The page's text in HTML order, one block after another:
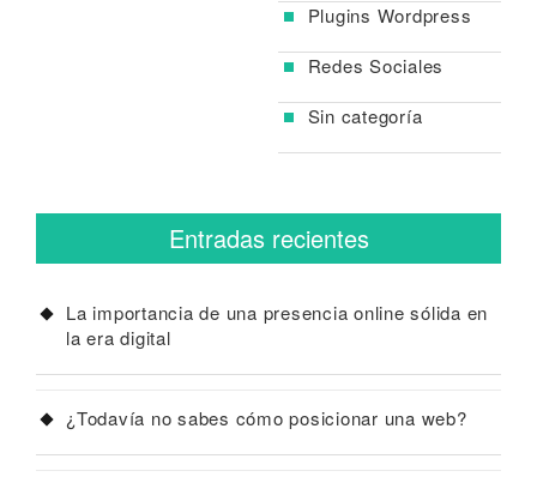
Plugins Wordpress
Redes Sociales
Sin categoría
Entradas recientes
La importancia de una presencia online sólida en
la era digital
¿Todavía no sabes cómo posicionar una web?